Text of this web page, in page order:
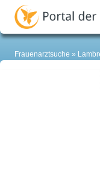
Frauenarztsuche